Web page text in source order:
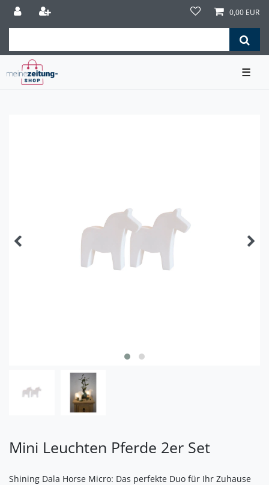
0,00 EUR
☰
Mini Leuchten Pferde 2er Set
Shining Dala Horse Micro: Das perfekte Duo für Ihr Zuhause